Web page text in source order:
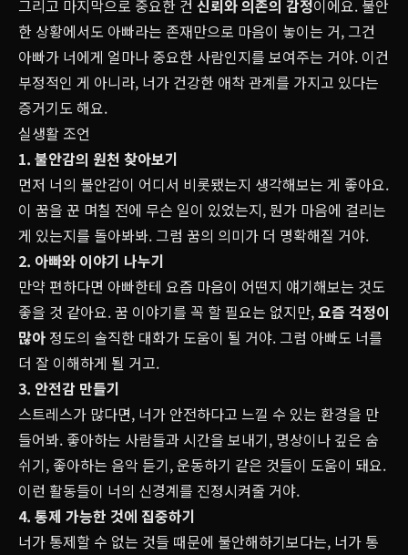
그리고 마지막으로 중요한 건 신뢰와 의존의 감정이에요. 불안
한 상황에서도 아빠라는 존재만으로 마음이 놓이는 거, 그건
아빠가 너에게 얼마나 중요한 사람인지를 보여주는 거야. 이건
부정적인 게 아니라, 너가 건강한 애착 관계를 가지고 있다는
증거기도 해요.
실생활 조언
1. 불안감의 원천 찾아보기
먼저 너의 불안감이 어디서 비롯됐는지 생각해보는 게 좋아요.
이 꿈을 꾼 며칠 전에 무슨 일이 있었는지, 뭔가 마음에 걸리는
게 있는지를 돌아봐봐. 그럼 꿈의 의미가 더 명확해질 거야.
2. 아빠와 이야기 나누기
만약 편하다면 아빠한테 요즘 마음이 어떤지 얘기해보는 것도
좋을 것 같아요. 꿈 이야기를 꼭 할 필요는 없지만,요즘 걱정이
많아 정도의 솔직한 대화가 도움이 될 거야. 그럼 아빠도 너를
더 잘 이해하게 될 거고.
3. 안전감 만들기
스트레스가 많다면, 너가 안전하다고 느낄 수 있는 환경을 만
들어봐. 좋아하는 사람들과 시간을 보내기, 명상이나 깊은 숨
쉬기, 좋아하는 음악 듣기, 운동하기 같은 것들이 도움이 돼요.
이런 활동들이 너의 신경계를 진정시켜줄 거야.
4. 통제 가능한 것에 집중하기
너가 통제할 수 없는 것들 때문에 불안해하기보다는, 너가 통